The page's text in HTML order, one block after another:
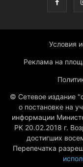
Условия
Реклама на
© Сетевое издание
о постановке на
информации
РК 20.02.2018 г.
достигших
Перепечатка